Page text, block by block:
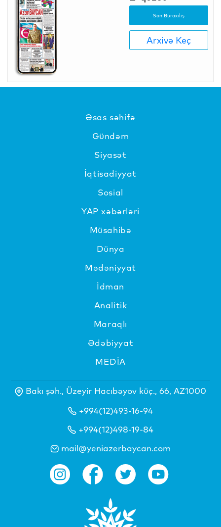
Son Buraxılış
Arxivə Keç
Əsas səhifə
Gündəm
Siyasət
İqtisadiyyat
Sosial
YAP xəbərləri
Müsahibə
Dünya
Mədəniyyat
İdman
Analitik
Maraqlı
Ədəbiyyat
MEDİA
Bakı şəh., Üzeyir Hacıbəyov küç., 66, AZ1000
+994(12)493-16-94
+994(12)498-19-84
mail@yeniazerbaycan.com